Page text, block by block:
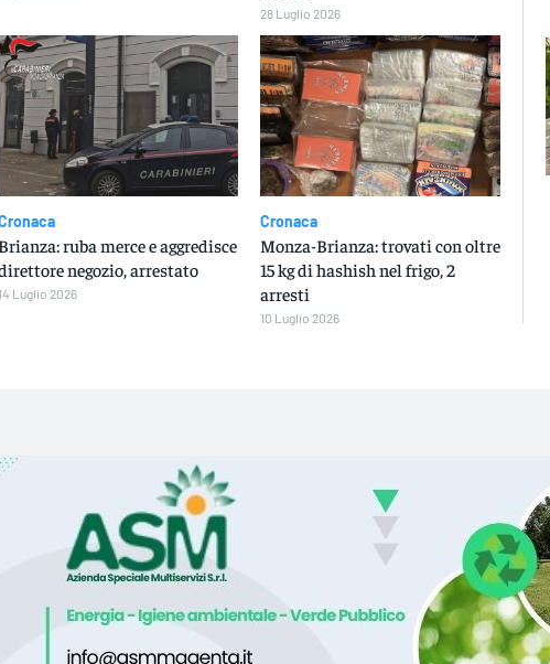
28 Luglio 2026
Brianza: ruba merce e aggredisce
negozio, arrestato
14 Luglio 2026
Cronaca
Monza-Brianza: trovati con oltre
15 kg di hashish nel frigo, 2
arresti
10 Luglio 2026